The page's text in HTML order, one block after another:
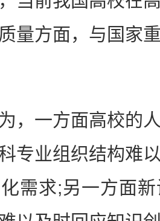
量方面，与国家
一方面高校的人
专业组织结构难
需求;另一方面